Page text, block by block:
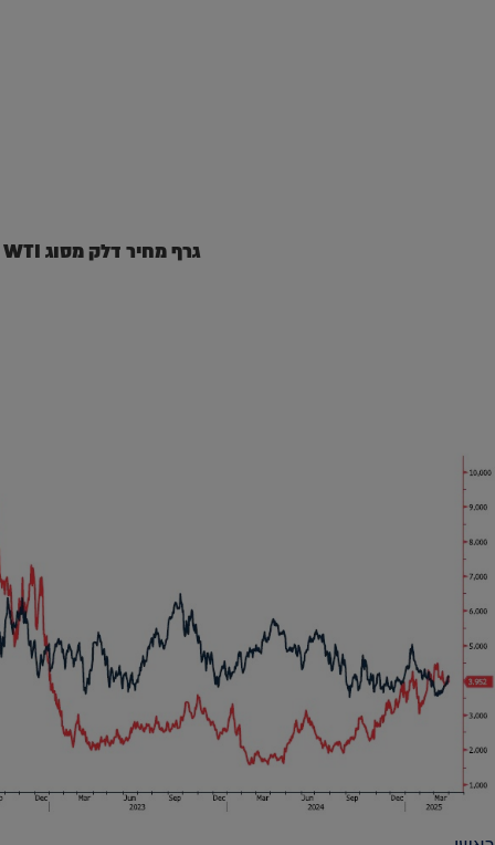
גרף מחיר דלק מסוג WTI וגז נוזלי